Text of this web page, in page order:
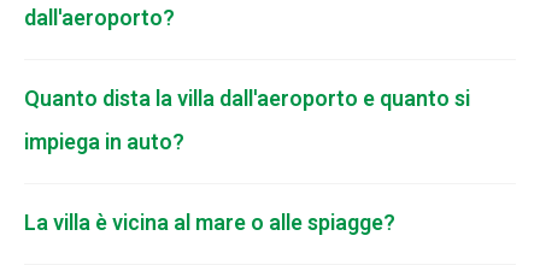
dall'aeroporto?
Quanto dista la villa dall'aeroporto e quanto si
impiega in auto?
La villa è vicina al mare o alle spiagge?